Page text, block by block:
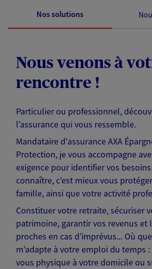
Nos solutions
Nous venons à
rencontre !
Particulier ou professionnel,
l’assurance qui vous ressemble.
Mandataire d'assurance AXA
Protection, je vous accompagne
exigence pour identifier vos
connaître, c'est mieux vous
famille, ainsi que votre activité
Constituer votre retraite, sécuriser
patrimoine, garantir vos revenus et
proches en cas d’imprévus... Où
m’adapte à votre emploi du temps
vous physique à votre domicile ou